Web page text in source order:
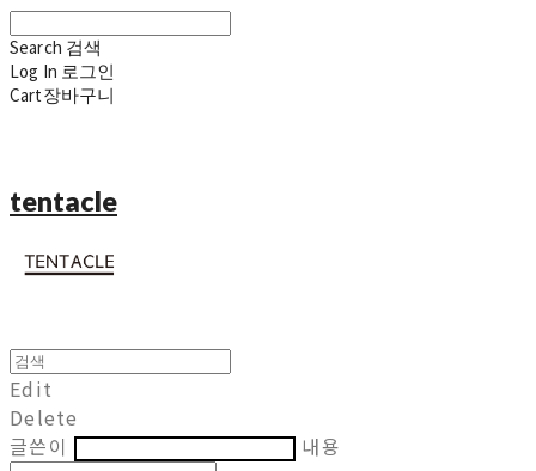
Search 검색
Log In 로그인
Cart장바구니
tentacle
Edit
Delete
글쓴이
내용